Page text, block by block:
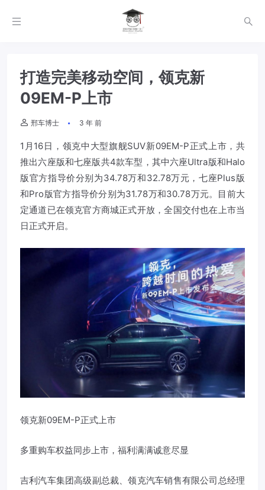
打造完美移动空间，领克新
09EM-P上市
邢车博士 3 年 前
1月16日，领克中大型旗舰SUV新09EM-P正式上市，共
推出六座版和七座版共4款车型，其中六座Ultra版和Halo
版官方指导价分别为34.78万和32.78万元，七座Plus版
和Pro版官方指导价分别为31.78万和30.78万元。目前大
定通道已在领克官方商城正式开放，全国交付也在上市当
日正式开启。
领克新09EM-P正式上市
多重购车权益同步上市，福利满满诚意尽显
吉利汽车集团高级副总裁、领克汽车销售有限公司总经理